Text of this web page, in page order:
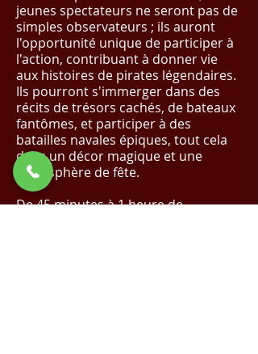
jeunes spectateurs ne seront pas de
simples observateurs ; ils auront
l'opportunité unique de participer à
l'action, contribuant à donner vie
aux histoires de pirates légendaires.
Ils pourront s'immerger dans des
récits de trésors cachés, de bateaux
fantômes, et participer à des
batailles navales épiques, tout cela
dans un décor magique et une
atmosphère de fête.
De 45 minutes à 1 heure de